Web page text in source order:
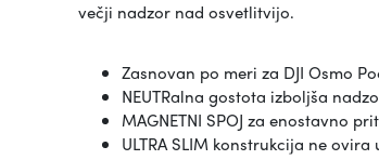
večji nadzor nad osvetlitvijo.
Zasnovan po meri za DJI Osmo
NEUTRalna gostota izboljša
MAGNETNI SPOJ za enostavno
ULTRA SLIM konstrukcija ne